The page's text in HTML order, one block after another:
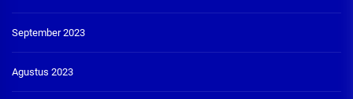
September 2023
Agustus 2023